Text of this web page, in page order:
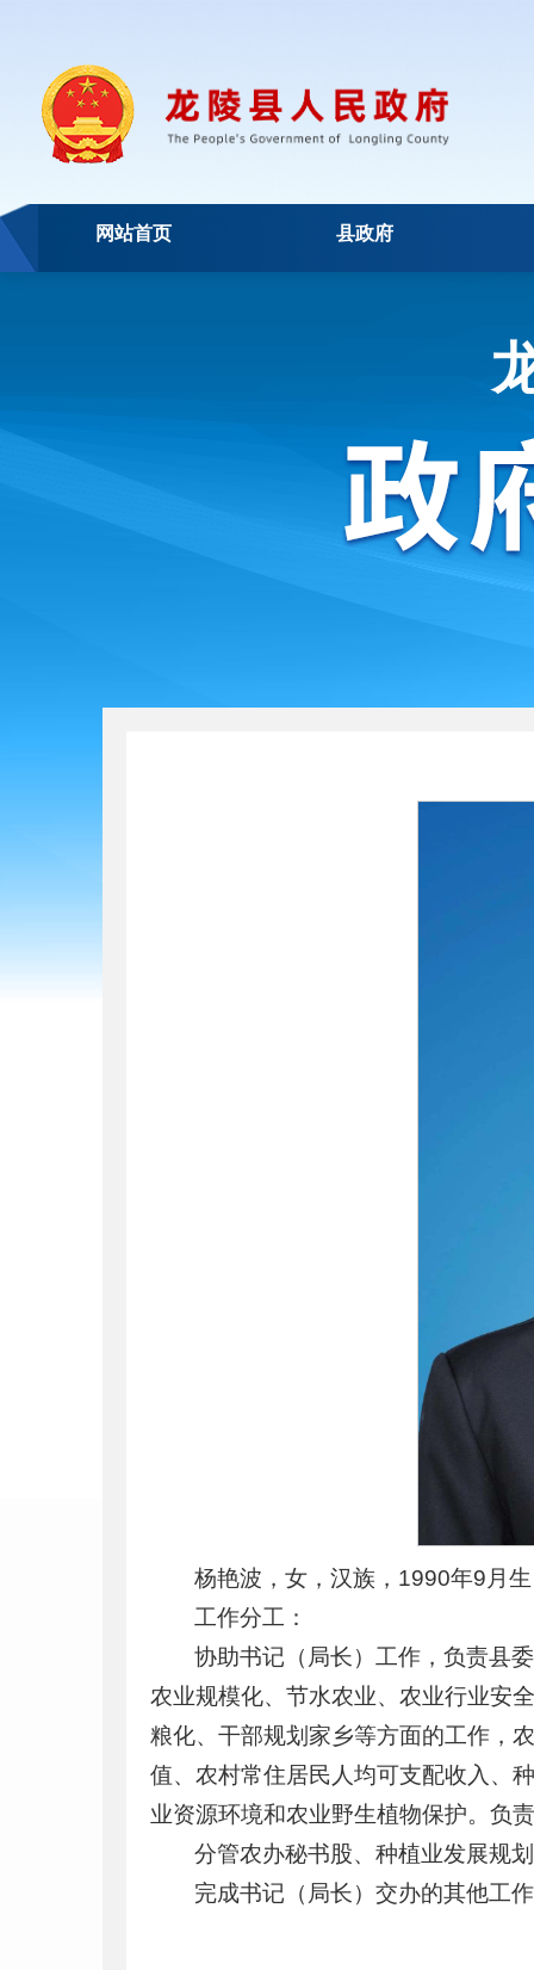
网站首页 县政府
杨艳波，女，汉族，1990年9月
工作分工：
协助书记（局长）工作，负责县
农业规模化、节水农业、农业行业安
粮化、干部规划家乡等方面的工作，
值、农村常住居民人均可支配收入、
业资源环境和农业野生植物保护。负
分管农办秘书股、种植业发展规
完成书记（局长）交办的其他工